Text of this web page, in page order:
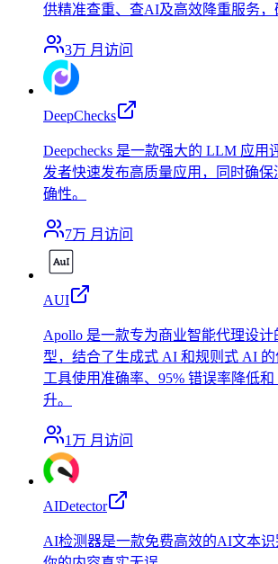
供精准查重、查AI及高效降重服务，
3万 月访问
DeepChecks
Deepchecks 是一款强大的 LLM 应用
发者快速发布高质量应用，同时确
确性。
7万 月访问
AUI
Apollo 是一款专为商业智能代理设
型，结合了生成式 AI 和规则式 AI 的
工具使用准确率、95% 错误率降低和
升。
1万 月访问
AIDetector
AI检测器是一款免费高效的AI文本